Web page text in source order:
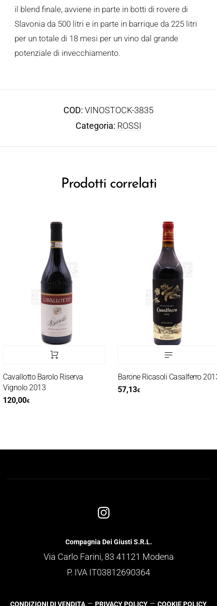
il blend finale, avviene in parte in botti di rovere di
Slavonia da 500 litri e in parte in barrique da 225 litri
per un totale di 18 mesi per un vino dal grande
potenziale di invecchiamento.
COD: VINOSTOCK-3835
Categoria: ROSSI
Prodotti correlati
Barolo Riserva
2013
€
Barone Ricasoli Casalferro 2013
57,13 €
Compagnia Dei Giusti S.R.L.
Via Carlo Farini, 83 41121 Modena
P. IVA IT03812690364
CONDIZIONI DI VENDITA – PRIVACY POLICY – COOKIE POLICY